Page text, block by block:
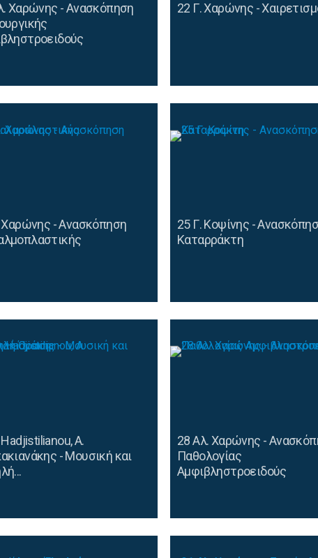
Χαρώνης - Ανασκόπηση
22 Γ. Χαρώνης -
Χαρώνης - Ανασκόπηση
25 Γ. Κοψίνης -
Καταρράκτη
Hadjistilianou, Α.
- Μουσική και
28 Αλ. Χαρώνης -
Παθολογίας
Αμφιβληστροειδούς